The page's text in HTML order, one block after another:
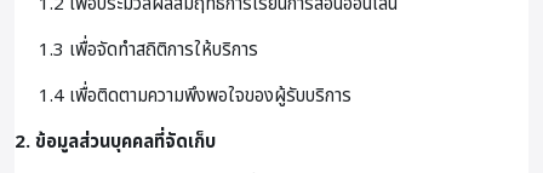
1.3 เพื่อจัดทำสถิติการให้บริการ
1.4 เพื่อติดตามความพึงพอใจของผู้รับบริการ
2. ข้อมูลส่วนบุคคลที่จัดเก็บ